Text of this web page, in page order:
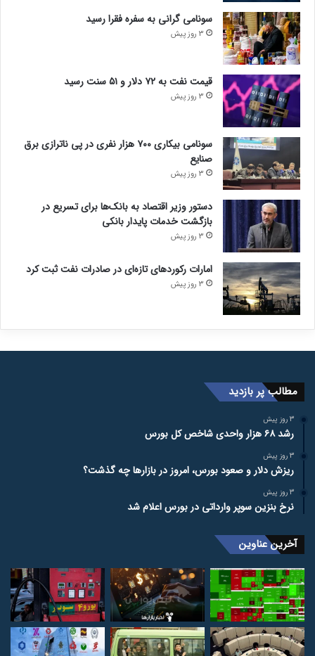
سونامی گرانی به سفره فقرا رسید
3 روز پیش
قیمت نفت به ۷۲ دلار و ۵۱ سنت رسید
3 روز پیش
سونامی بیکاری ۷۰۰ هزار نفری در پی ناترازی برق
صنایع
3 روز پیش
دستور وزیر اقتصاد به بانک‌ها برای تسریع در
بازگشت خدمات پایدار بانکی
3 روز پیش
امارات رکورد‌های تازه‌ای در صادرات نفت ثبت کرد
3 روز پیش
مطالب پر بازدید
3 روز پیش
رشد ۶۸ هزار واحدی شاخص کل بورس
3 روز پیش
ریزش دلار و صعود بورس، امروز در بازارها چه گذشت؟
3 روز پیش
نرخ بنزین سوپر وارداتی در بورس اعلام شد
آخرین عناوین